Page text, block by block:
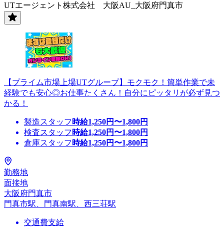
UTエージェント株式会社 大阪AU_大阪府門真市
【プライム市場上場UTグループ】モクモク！簡単作業で未
経験でも安心◎お仕事たくさん！自分にピッタリが必ず見つ
かる！
製造スタッフ 時給1,250円〜1,800円
検査スタッフ 時給1,250円〜1,800円
倉庫スタッフ 時給1,250円〜1,800円
勤務地
面接地
大阪府門真市
門真市駅、門真南駅、西三荘駅
交通費支給